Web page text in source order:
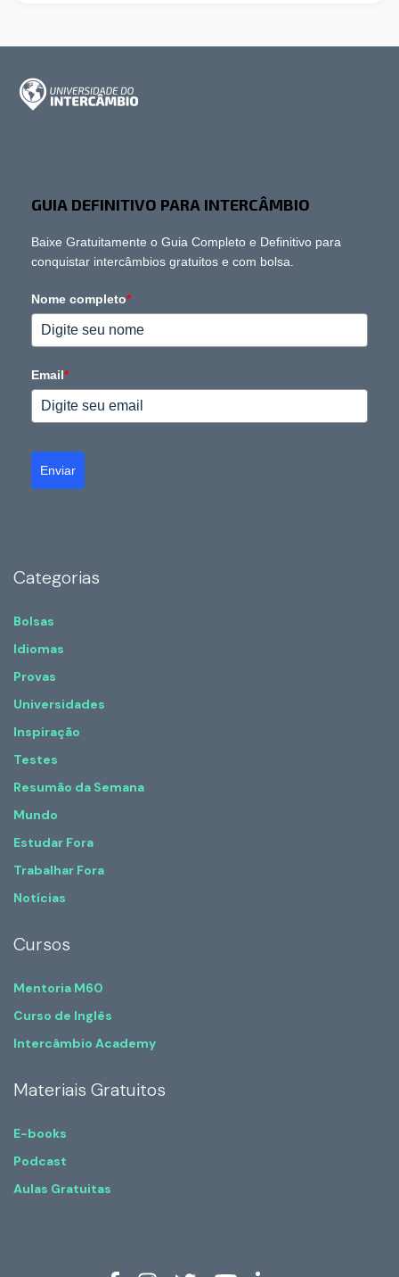
GUIA DEFINITIVO PARA INTERCÂMBIO
Baixe Gratuitamente o Guia Completo e Definitivo para
conquistar intercâmbios gratuitos e com bolsa.
Nome completo*
Email*
Enviar
Categorias
Bolsas
Idiomas
Provas
Universidades
Inspiração
Testes
Resumão da Semana
Mundo
Estudar Fora
Trabalhar Fora
Notícias
Cursos
Mentoria M60
Curso de Inglês
Intercâmbio Academy
Materiais Gratuitos
E-books
Podcast
Aulas Gratuitas